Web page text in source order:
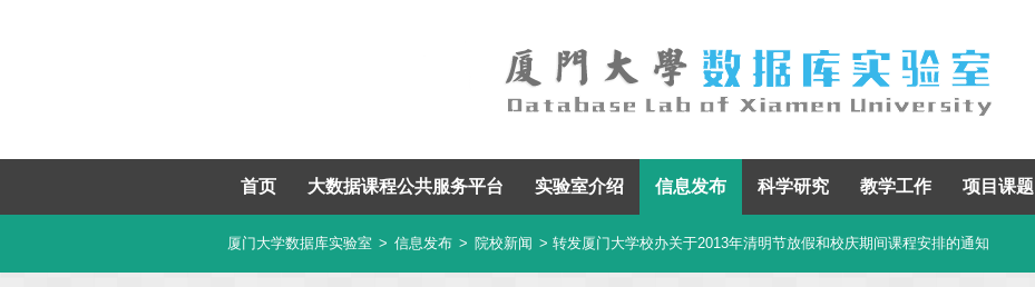
首页 大数据课程公共服务平台 实验室介绍 信息发布 科学研究 教学工作 项目课题
厦门大学数据库实验室 > 信息发布 > 院校新闻 > 转发厦门大学校办关于2013年清明节放假和校庆期间课程安排的通知